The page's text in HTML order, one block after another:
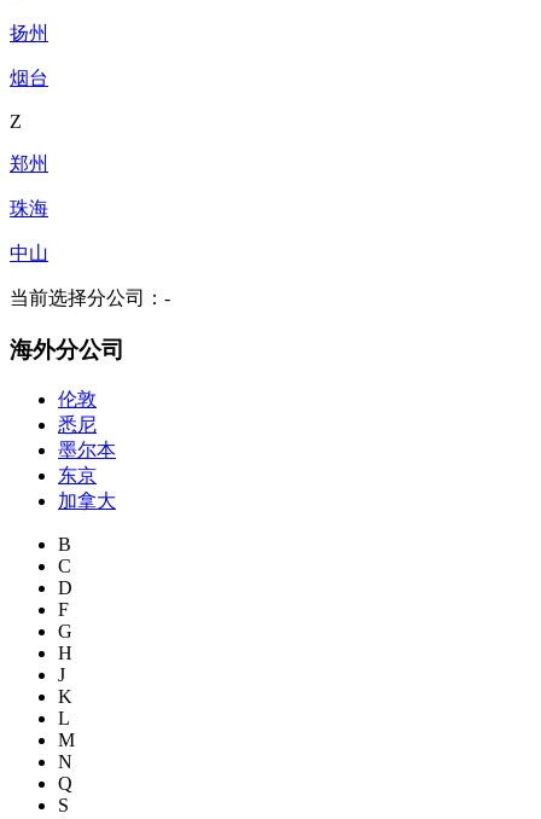
扬州
烟台
Z
郑州
珠海
中山
当前选择分公司： -
海外分公司
伦敦
悉尼
墨尔本
东京
加拿大
B
C
D
F
G
H
J
K
L
M
N
Q
S